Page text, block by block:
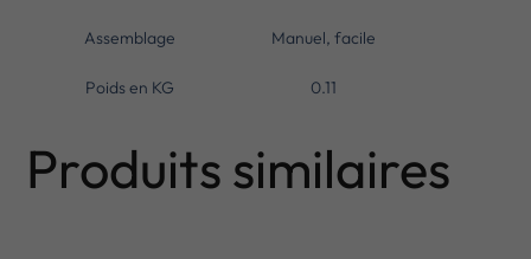
Assemblage Manuel, facile
Poids en KG 0.11
Produits similaires